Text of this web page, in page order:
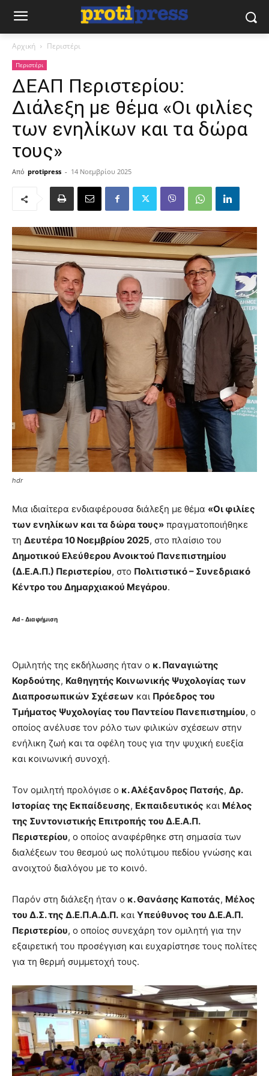
Αρχική Περιστέρι
Περιστέρι
ΔΕΑΠ Περιστερίου:
Διάλεξη με θέμα «Οι φιλίες
των ενηλίκων και τα δώρα
τους»
Από protipress - 14 Νοεμβρίου 2025
hdr
Μια ιδιαίτερα ενδιαφέρουσα διάλεξη με θέμα «Οι φιλίες
των ενηλίκων και τα δώρα τους» πραγματοποιήθηκε
τη Δευτέρα 10 Νοεμβρίου 2025, στο πλαίσιο του
Δημοτικού Ελεύθερου Ανοικτού Πανεπιστημίου
(Δ.Ε.Α.Π.) Περιστερίου, στο Πολιτιστικό – Συνεδριακό
Κέντρο του Δημαρχιακού Μεγάρου.
Ad - Διαφήμιση
Ομιλητής της εκδήλωσης ήταν ο κ. Παναγιώτης
Κορδούτης, Καθηγητής Κοινωνικής Ψυχολογίας των
Διαπροσωπικών Σχέσεων και Πρόεδρος του
Τμήματος Ψυχολογίας του Παντείου Πανεπιστημίου, ο
οποίος ανέλυσε τον ρόλο των φιλικών σχέσεων στην
ενήλικη ζωή και τα οφέλη τους για την ψυχική ευεξία
και κοινωνική συνοχή.
Τον ομιλητή προλόγισε ο κ. Αλέξανδρος Πατσής, Δρ.
Ιστορίας της Εκπαίδευσης, Εκπαιδευτικός και Μέλος
της Συντονιστικής Επιτροπής του Δ.Ε.Α.Π.
Περιστερίου, ο οποίος αναφέρθηκε στη σημασία των
διαλέξεων του θεσμού ως πολύτιμου πεδίου γνώσης και
ανοιχτού διαλόγου με το κοινό.
Παρόν στη διάλεξη ήταν ο κ. Θανάσης Καποτάς, Μέλος
του Δ.Σ. της Δ.Ε.Π.Α.Δ.Π. και Υπεύθυνος του Δ.Ε.Α.Π.
Περιστερίου, ο οποίος συνεχάρη τον ομιλητή για την
εξαιρετική του προσέγγιση και ευχαρίστησε τους πολίτες
για τη θερμή συμμετοχή τους.